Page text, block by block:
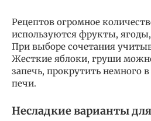
Рецептов огромное
используются фрукты,
При выборе сочетания
Жесткие яблоки, груши
запечь, прокрутить немного
печи.
Несладкие варианты